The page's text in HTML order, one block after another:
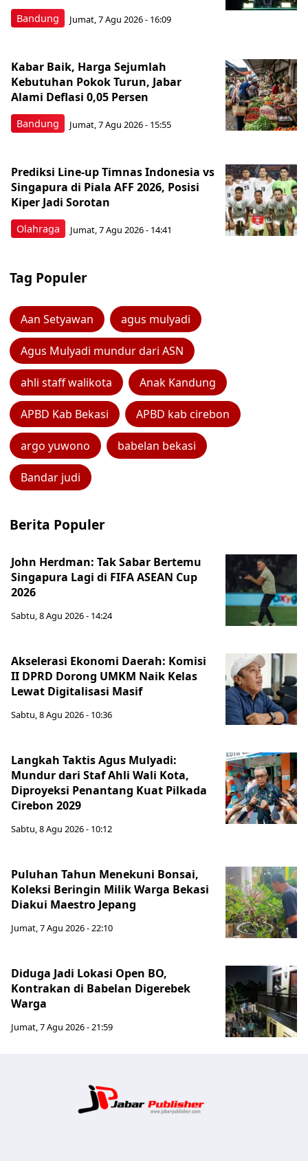
Bandung Jumat, 7 Agu 2026 - 16:09
Bandung
Kabar Baik, Harga Sejumlah
Kebutuhan Pokok Turun, Jabar
Alami Deflasi 0,05 Persen
Jumat, 7 Agu 2026 - 15:55
Olahraga
Prediksi Line-up Timnas Indonesia vs
Singapura di Piala AFF 2026, Posisi
Kiper Jadi Sorotan
Jumat, 7 Agu 2026 - 14:41
Tag Populer
Aan Setyawan agus mulyadi
Agus Mulyadi mundur dari ASN
ahli staff walikota Anak Kandung
APBD Kab Bekasi APBD kab cirebon
argo yuwono babelan bekasi
Bandar judi
Berita Populer
John Herdman: Tak Sabar Bertemu
Singapura Lagi di FIFA ASEAN Cup
2026
Sabtu, 8 Agu 2026 - 14:24
Akselerasi Ekonomi Daerah: Komisi
II DPRD Dorong UMKM Naik Kelas
Lewat Digitalisasi Masif
Sabtu, 8 Agu 2026 - 10:36
Langkah Taktis Agus Mulyadi:
Mundur dari Staf Ahli Wali Kota,
Diproyeksi Penantang Kuat Pilkada
Cirebon 2029
Sabtu, 8 Agu 2026 - 10:12
Puluhan Tahun Menekuni Bonsai,
Koleksi Beringin Milik Warga Bekasi
Diakui Maestro Jepang
Jumat, 7 Agu 2026 - 22:10
Diduga Jadi Lokasi Open BO,
Kontrakan di Babelan Digerebek
Warga
Jumat, 7 Agu 2026 - 21:59